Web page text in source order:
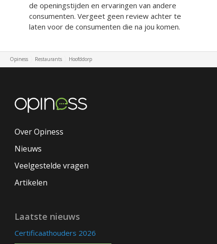
de openingstijden en ervaringen van andere
consumenten. Vergeet geen review achter te
laten voor de consumenten die na jou komen.
Opiness Restaurants Hoofddorp
Over Opiness
Nieuws
Veelgestelde vragen
Artikelen
Laatste nieuws
Certificaathouders 2026